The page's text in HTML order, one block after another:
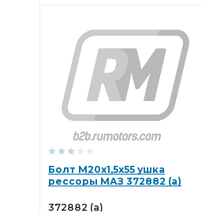
Болт М20х1,5х55 ушка
рессоры МАЗ 372882 (а)
372882 (а)